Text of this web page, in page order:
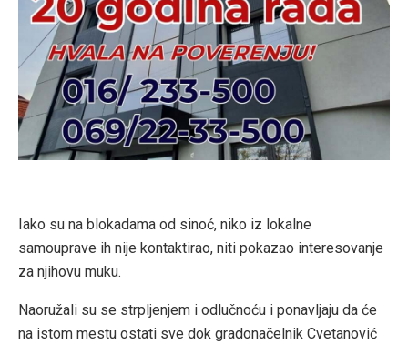
Iako su na blokadama od sinoć, niko iz lokalne
samouprave ih nije kontaktirao, niti pokazao interesovanje
za njihovu muku.
Naoružali su se strpljenjem i odlučnoću i ponavljaju da će
na istom mestu ostati sve dok gradonačelnik Cvetanović